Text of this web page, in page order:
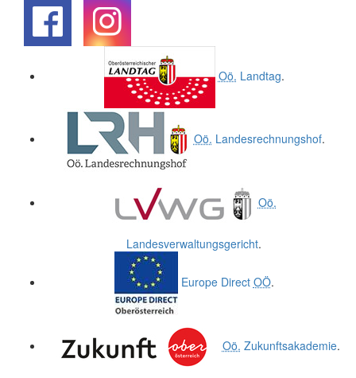
Oö. Landtag.
Oö. Landesrechnungshof.
Oö.
Landesverwaltungsgericht.
Europe Direct OÖ.
Oö. Zukunftsakademie.